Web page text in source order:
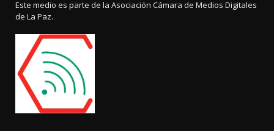
Este medio es parte de la Asociación Cámara de Medios Digitales
de La Paz.